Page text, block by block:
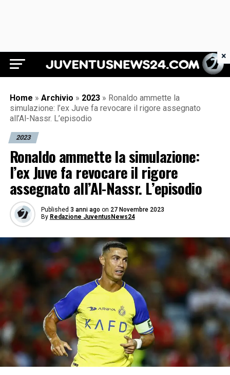
Juventus News 24
Home » Archivio » 2023 » Ronaldo ammette la
simulazione: l’ex Juve fa revocare il rigore assegnato
all’Al-Nassr. L’episodio
2023
Ronaldo ammette la simulazione:
l’ex Juve fa revocare il rigore
assegnato all’Al-Nassr. L’episodio
Published 3 anni ago on 27 Novembre 2023
By Redazione JuventusNews24
×